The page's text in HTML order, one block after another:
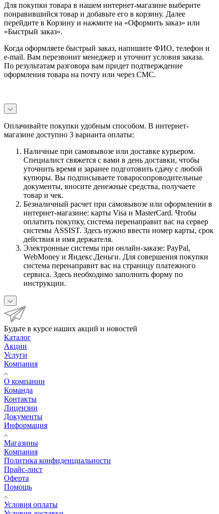
Для покупки товара в нашем интернет-магазине выберите
понравившийся товар и добавьте его в корзину. Далее
перейдите в Корзину и нажмите на «Оформить заказ» или
«Быстрый заказ».
Когда оформляете быстрый заказ, напишите ФИО, телефон и
e-mail. Вам перезвонит менеджер и уточнит условия заказа.
По результатам разговора вам придет подтверждение
оформления товара на почту или через СМС.
Оплачивайте покупки удобным способом. В интернет-
магазине доступно 3 варианта оплаты:
Наличные при самовывозе или доставке курьером.
Специалист свяжется с вами в день доставки, чтобы
уточнить время и заранее подготовить сдачу с любой
купюры. Вы подписываете товаросопроводительные
документы, вносите денежные средства, получаете
товар и чек.
Безналичный расчет при самовывозе или оформлении в
интернет-магазине: карты Visa и MasterCard. Чтобы
оплатить покупку, система перенаправит вас на сервер
системы ASSIST. Здесь нужно ввести номер карты, срок
действия и имя держателя.
Электронные системы при онлайн-заказе: PayPal,
WebMoney и Яндекс.Деньги. Для совершения покупки
система перенаправит вас на страницу платежного
сервиса. Здесь необходимо заполнить форму по
инструкции.
Будьте в курсе наших акций и новостей
Каталог
Акции
Услуги
Компания
О компании
Команда
Контакты
Лицензии
Документы
Информация
Магазины
Компания
Политика конфиденциальности
Прайс-лист
Оферта
Помощь
Условия оплаты